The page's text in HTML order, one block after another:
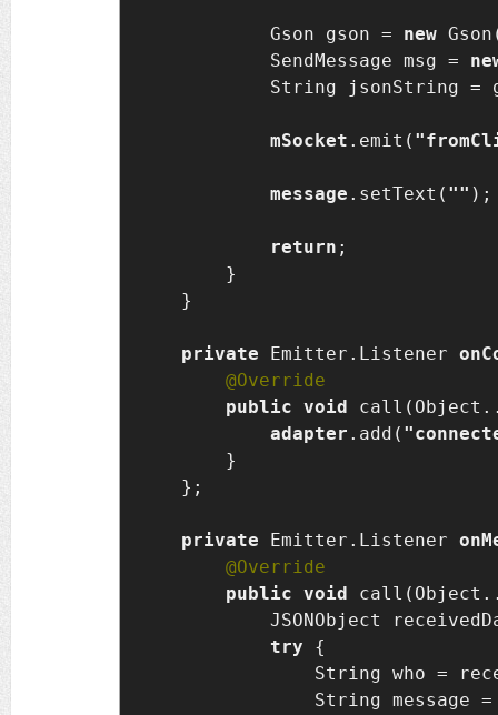
            Gson gson =
new
            SendMessage msg =
String jsonString =
mSocket .emit(
message .setText( "" );
return ;
        }
    }
private Emitter.Listener
public void
adapter .add(
        }
    };
private Emitter.Listener
public void
JSONObject
try {
String who =
String message